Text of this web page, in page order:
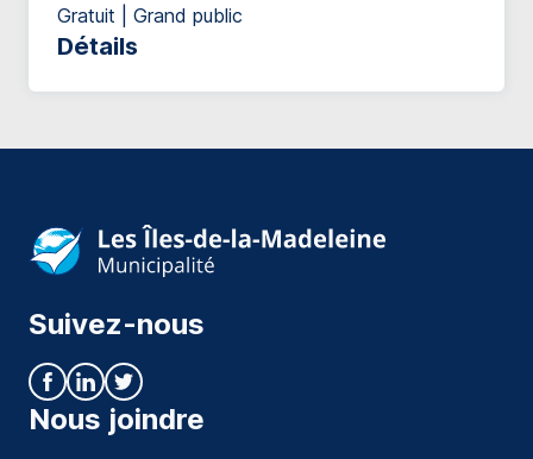
Gratuit | Grand public
Détails
Suivez-nous
Nous joindre